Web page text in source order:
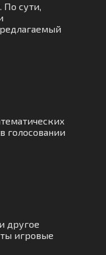
По сути,
голосовании
другое
игровые